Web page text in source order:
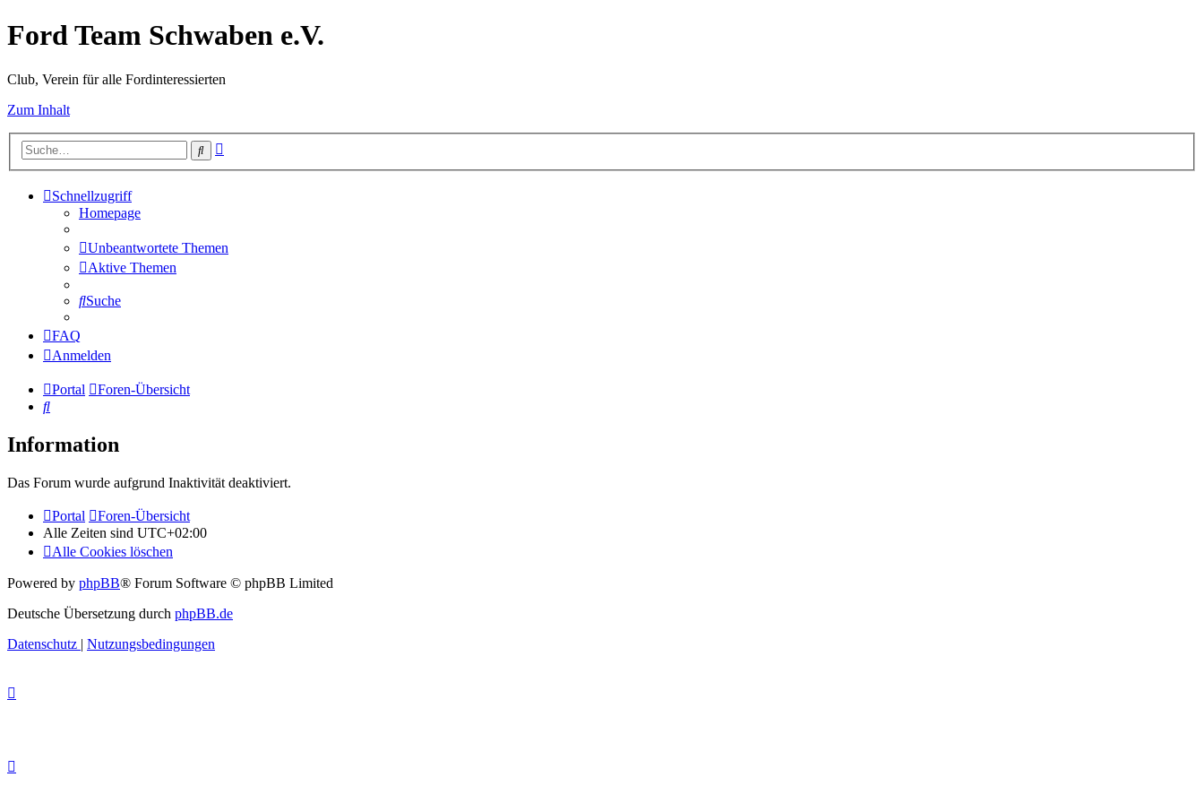
Ford Team Schwaben e.V.
Club, Verein für alle Fordinteressierten
Zum Inhalt
Suche
Schnellzugriff
Homepage
Unbeantwortete Themen
Aktive Themen
Suche
FAQ
Anmelden
Portal
Foren-Übersicht
Suche
Information
Das Forum wurde aufgrund Inaktivität deaktiviert.
Portal
Foren-Übersicht
Alle Zeiten sind UTC+02:00
Alle Cookies löschen
Powered by phpBB® Forum Software © phpBB Limited
Deutsche Übersetzung durch phpBB.de
Datenschutz | Nutzungsbedingungen